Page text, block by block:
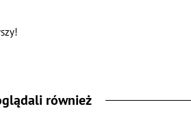
również